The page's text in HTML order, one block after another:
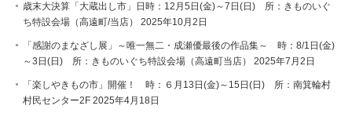
歳末大決算「大蔵出し市」日時：12月5日(金)～7日(日) 所：きものいぐ
ち特設会場（高遠町/当店）
2025年10月2日
「感謝のまなざし展」～唯一無二・成瀬優最後の作品集～ 時：8/1日(金)
～3日(日) 所：きものいぐち特設会場（高遠町当店）
2025年7月2日
「楽しやきもの市」開催！ 時：６月13日(金)～15日(日) 所：南箕輪村
村民センター2F 2025年4月18日